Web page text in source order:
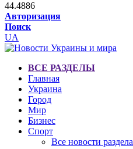
44.4886
Авторизация
Поиск
UA
ВСЕ РАЗДЕЛЫ
Главная
Украина
Город
Мир
Бизнес
Спорт
Все новости раздела